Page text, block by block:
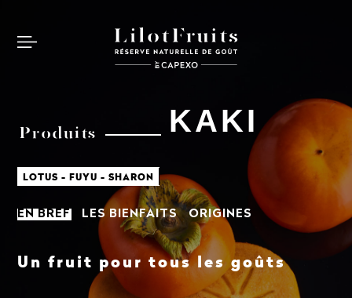
Produits KAKI
LOTUS - FUYU - SHARON
EN BREF LES BIENFAITS ORIGINES
Un fruit pour tous les goûts